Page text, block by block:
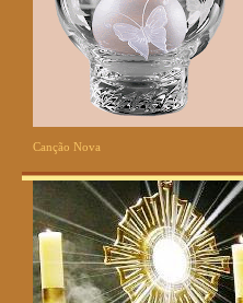
Canção Nova